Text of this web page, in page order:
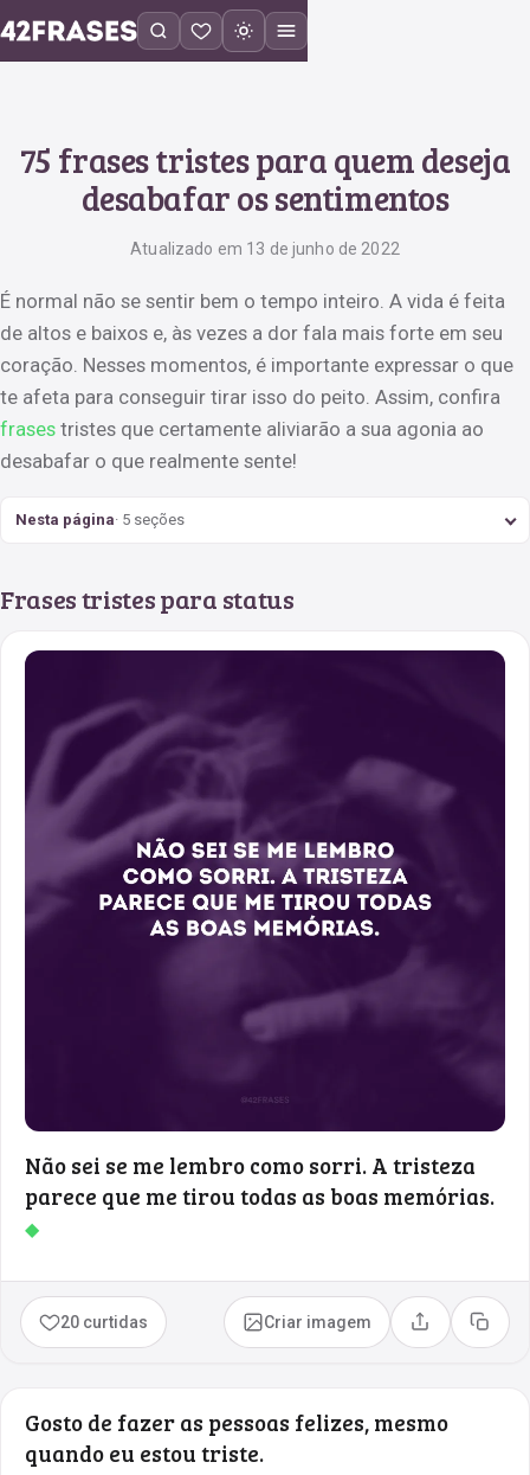
75 frases tristes para quem deseja
desabafar os sentimentos
Atualizado em 13 de junho de 2022
É normal não se sentir bem o tempo inteiro. A vida é feita
de altos e baixos e, às vezes a dor fala mais forte em seu
coração. Nesses momentos, é importante expressar o que
te afeta para conseguir tirar isso do peito. Assim, confira
frases tristes que certamente aliviarão a sua agonia ao
desabafar o que realmente sente!
Nesta página· 5 seções
Frases tristes para status
Não sei se me lembro como sorri. A tristeza
parece que me tirou todas as boas memórias.
◆
20 curtidas Criar imagem Compartilhar
Copiar
Gosto de fazer as pessoas felizes, mesmo
quando eu estou triste.